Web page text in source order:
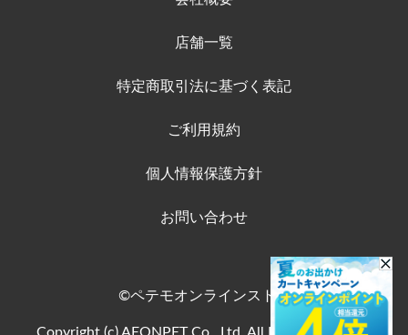
店舗一覧
特定商取引法に基づく表記
ご利用規約
個人情報保護方針
お問い合わせ
©ペテモオンラインストア